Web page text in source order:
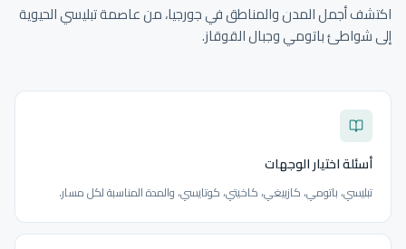
اكتشف أجمل المدن والمناطق في جورجيا، من عاصمة تبليسي الحيوية
إلى شواطئ باتومي وجبال القوقاز.
أسئلة اختيار الوجهات
تبليسي، باتومي، كازبيغي، كاخيتي، كوتايسي، والمدة المناسبة لكل مسار.